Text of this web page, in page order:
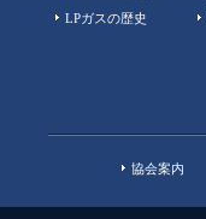
LPガスの歴史
協会案内